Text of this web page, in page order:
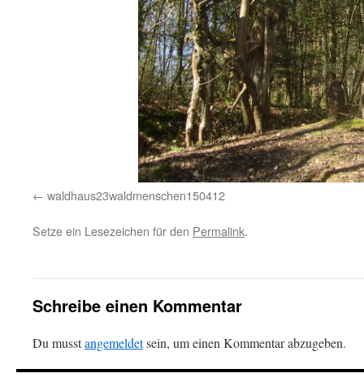
waldhaus23waldmenschen150412
Setze ein Lesezeichen für den Permalink.
Schreibe einen Kommentar
Du musstangemeldetsein, um einen Kommentar abzugeben.